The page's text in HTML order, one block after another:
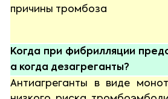
причины тромбоза
Когда при фибрилляции
а когда дезагреганты?
Антиагреганты в виде